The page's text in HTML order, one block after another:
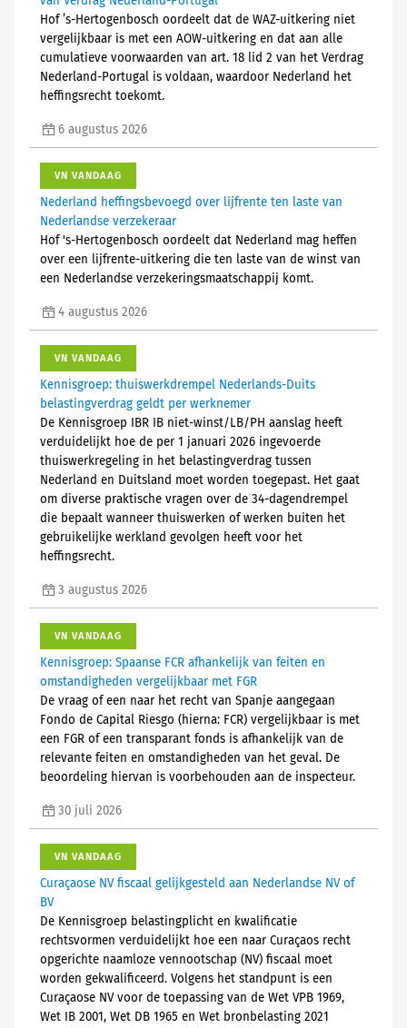
Hof ’s-Hertogenbosch oordeelt dat de WAZ-uitkering niet
vergelijkbaar is met een AOW-uitkering en dat aan alle
cumulatieve voorwaarden van art. 18 lid 2 van het Verdrag
Nederland-Portugal is voldaan, waardoor Nederland het
heffingsrecht toekomt.
6 augustus 2026
VN VANDAAG
Nederland heffingsbevoegd over lijfrente ten laste van
Nederlandse verzekeraar
Hof 's-Hertogenbosch oordeelt dat Nederland mag heffen
over een lijfrente-uitkering die ten laste van de winst van
een Nederlandse verzekeringsmaatschappij komt.
4 augustus 2026
VN VANDAAG
Kennisgroep: thuiswerkdrempel Nederlands-Duits
belastingverdrag geldt per werknemer
De Kennisgroep IBR IB niet-winst/LB/PH aanslag heeft
verduidelijkt hoe de per 1 januari 2026 ingevoerde
thuiswerkregeling in het belastingverdrag tussen
Nederland en Duitsland moet worden toegepast. Het gaat
om diverse praktische vragen over de 34-dagendrempel
die bepaalt wanneer thuiswerken of werken buiten het
gebruikelijke werkland gevolgen heeft voor het
heffingsrecht.
3 augustus 2026
VN VANDAAG
Kennisgroep: Spaanse FCR afhankelijk van feiten en
omstandigheden vergelijkbaar met FGR
De vraag of een naar het recht van Spanje aangegaan
Fondo de Capital Riesgo (hierna: FCR) vergelijkbaar is met
een FGR of een transparant fonds is afhankelijk van de
relevante feiten en omstandigheden van het geval. De
beoordeling hiervan is voorbehouden aan de inspecteur.
30 juli 2026
VN VANDAAG
Curaçaose NV fiscaal gelijkgesteld aan Nederlandse NV of
BV
De Kennisgroep belastingplicht en kwalificatie
rechtsvormen verduidelijkt hoe een naar Curaçaos recht
opgerichte naamloze vennootschap (NV) fiscaal moet
worden gekwalificeerd. Volgens het standpunt is een
Curaçaose NV voor de toepassing van de Wet VPB 1969,
Wet IB 2001, Wet DB 1965 en Wet bronbelasting 2021